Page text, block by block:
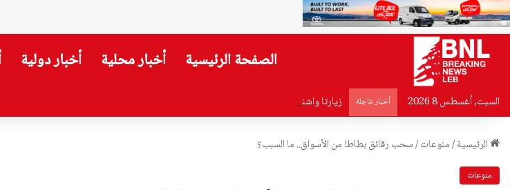
الصفحة الرئيسية أخبار محلية أخبار دولية
السبت, أغسطس 8 2026 أخبار عاجلة زيارتا واشنطن وانقرة عكستا تقدم الدبلوماسية على العسكرية
الرئيسية/منوعات/سحب رقائق بطاطا من الأسواق.. ما السبب؟
منوعات